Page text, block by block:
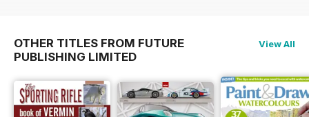
OTHER TITLES FROM FUTURE
PUBLISHING LIMITED
View All